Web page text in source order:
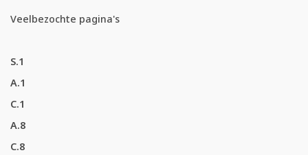
Veelbezochte pagina's
S.1
A.1
C.1
A.8
C.8